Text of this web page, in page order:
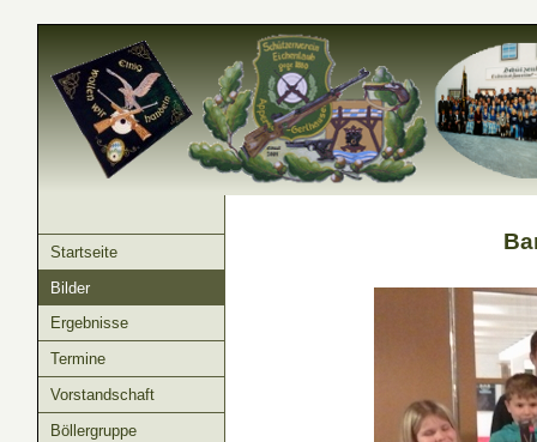
Startseite
Bilder
Ergebnisse
Termine
Vorstandschaft
Böllergruppe